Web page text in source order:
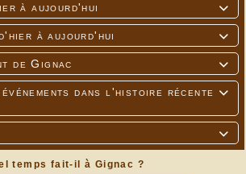

à aujourd'hui

à aujourd'hui

de Gignac

dans l'histoire récente

temps fait-il à Gignac ?